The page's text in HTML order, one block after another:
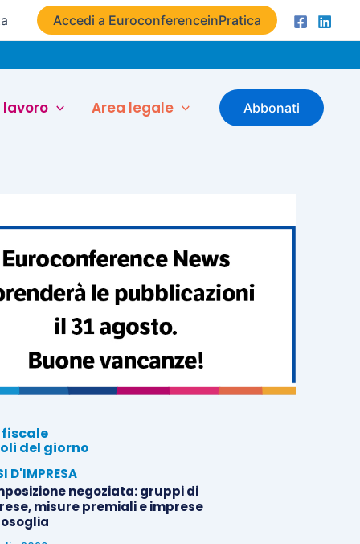
Accedi a EuroconferenceinPratica
lavoro Area legale Abbonati
del giorno
D'IMPRESA
negoziata: gruppi di
misure premiali e imprese